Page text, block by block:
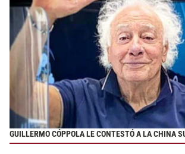
GUILLERMO CÓPPOLA LE CONTESTÓ A LA CHINA